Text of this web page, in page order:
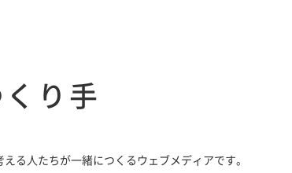
り手
る人たちが一緒につくるウェブメディアです。